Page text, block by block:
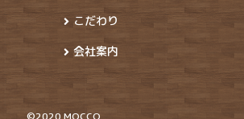
こだわり
会社案内
©2020 MOCCO